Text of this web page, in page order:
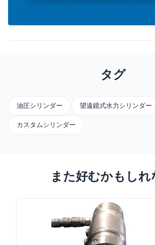
タグ
油圧シリンダー 望遠鏡式水力シリンダー
カスタムシリンダー
また好むかもしれ